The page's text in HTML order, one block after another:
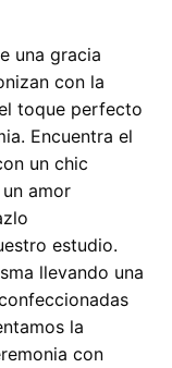
una gracia
con la
toque perfecto
Encuentra el
un chic
amor
estudio.
llevando una
la
con